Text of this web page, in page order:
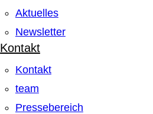
Aktuelles
Newsletter
Kontakt
Kontakt
team
Pressebereich